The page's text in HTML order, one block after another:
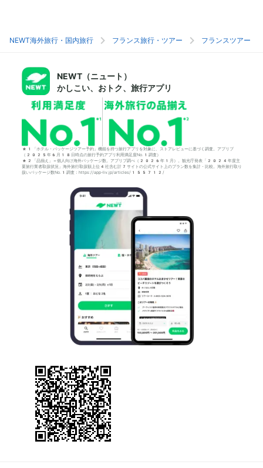
NEWT海外旅行・国内旅行 フランス旅行・ツアー フランスツアー
NEWT（ニュート）
かしこい、おトク、旅行アプリ
*1「ホテル・パッケージツアー予約」機能を持つ旅行アプリを対象に、ストアレビューに基づく調査。アプリブ
（2025年6月18日時点の旅行予約アプリ利用満足度No.1調査）
*2「品揃え」＝個人向け海外パッケージ数。アプリブ調べ（2026年1月）。観光庁発表「2024年度主
要旅行業者取扱状況」海外旅行取扱額上位4社含む計7サイトの公式サイト上のプラン数を集計・比較。海外旅行取り
扱いパッケージ数No.1調査：https://app-liv.jp/articles/155712/